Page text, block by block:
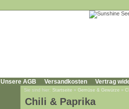
Unsere AGB Versandkosten Vertrag
Sie sind hier: Startseite » Gemüse & Gewürze »
Chili & Paprika